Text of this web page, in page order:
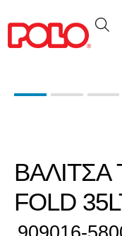
ΒΑΛΙΤΣΑ
FOLD